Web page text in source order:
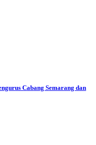
Cabang Semarang dan